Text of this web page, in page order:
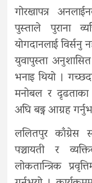
गोरखापत्र
पुस्ताले पुराना
योगदानलाई विर्सनु
युवापुस्ता
भनाइ थियो ।
मनोबल र दृढताका
अघि बढ्न आग्रह
ललितपुर काँग्रेस
पञ्चायती र
लोकतान्त्रिक